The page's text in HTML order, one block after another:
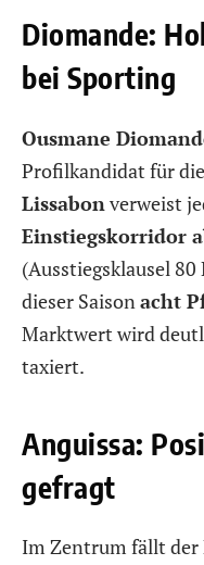
Diomande:
bei Sporting
Ousmane
Profilkandidat für
Lissabon verweist
Einstiegskorridor
(Ausstiegsklausel
dieser Saison acht
Marktwert wird
taxiert.
Anguissa:
gefragt
Im Zentrum fällt der